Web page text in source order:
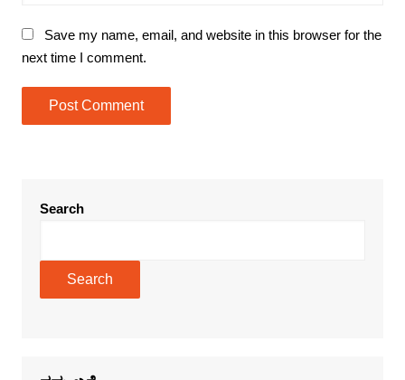
Save my name, email, and website in this browser for the
next time I comment.
Search
Search